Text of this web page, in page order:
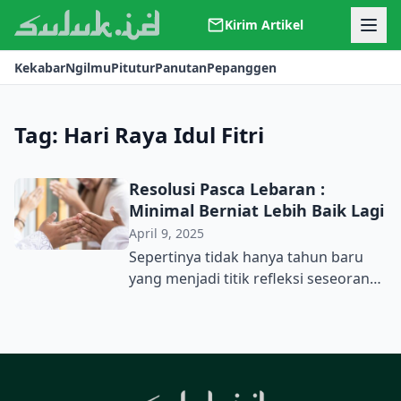
Kirim Artikel
Kerjasama
Kontak
KekabarNgilmuPituturPanutanPepanggen
Tag: Hari Raya Idul Fitri
Resolusi Pasca Lebaran :
Minimal Berniat Lebih Baik Lagi
April 9, 2025
Sepertinya tidak hanya tahun baru
yang menjadi titik refleksi seseorang.
lakukan, yakni pada tahun-tahun